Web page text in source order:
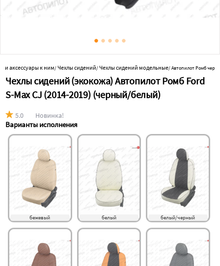
и аксессуары к ним/Чехлы сидений/Чехлы сидений модельные/Автопилот Ромб
Чехлы сидений (экокожа) Автопилот Ромб Ford
S-Max CJ (2014-2019) (черный/белый)
5.0 Новинка!
Варианты исполнения
бежевый белый белый/черный